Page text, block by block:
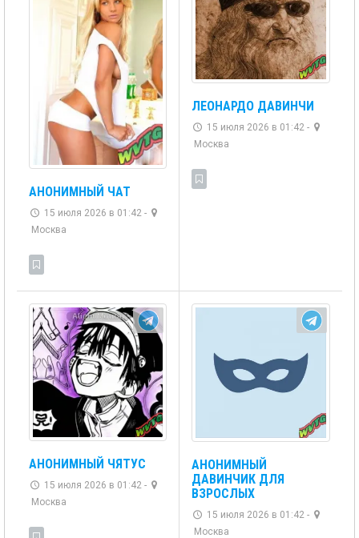
АНОНИМНЫЙ ЧАТ
15 июля 2026 в 01:42 -
Москва
ЛЕОНАРДО ДАВИНЧИ
15 июля 2026 в 01:42 -
Москва
АНОНИМНЫЙ ЧЯТУС
15 июля 2026 в 01:42 -
Москва
АНОНИМНЫЙ
ДАВИНЧИК ДЛЯ
ВЗРОСЛЫХ
15 июля 2026 в 01:42 -
Москва